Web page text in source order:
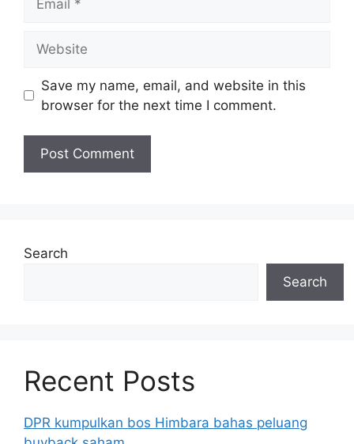
Save my name, email, and website in this
browser for the next time I comment.
Search
Search
Recent Posts
DPR kumpulkan bos Himbara bahas peluang